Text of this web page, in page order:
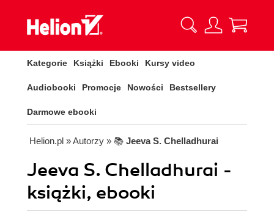
Kategorie Książki Ebooki Kursy video
Audiobooki Promocje Nowości Bestsellery
Darmowe ebooki
Helion.pl » Autorzy » 📚 Jeeva S. Chelladhurai
Jeeva S. Chelladhurai -
książki, ebooki